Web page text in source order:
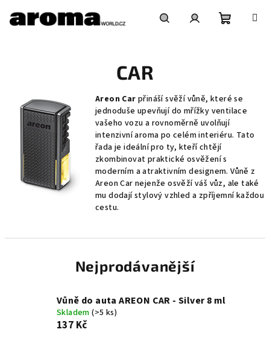
obsah
CAR
Areon Car přináší svěží vůně, které se
jednoduše upevňují do mřížky ventilace
vašeho vozu a rovnoměrně uvolňují
intenzivní aroma po celém interiéru. Tato
řada je ideální pro ty, kteří chtějí
zkombinovat praktické osvěžení s
moderním a atraktivním designem. Vůně z
Areon Car nejenže osvěží váš vůz, ale také
mu dodají stylový vzhled a zpříjemní každou
cestu.
Nejprodávanější
Vůně do auta AREON CAR - Silver 8 ml
Skladem(>5 ks)
137 Kč